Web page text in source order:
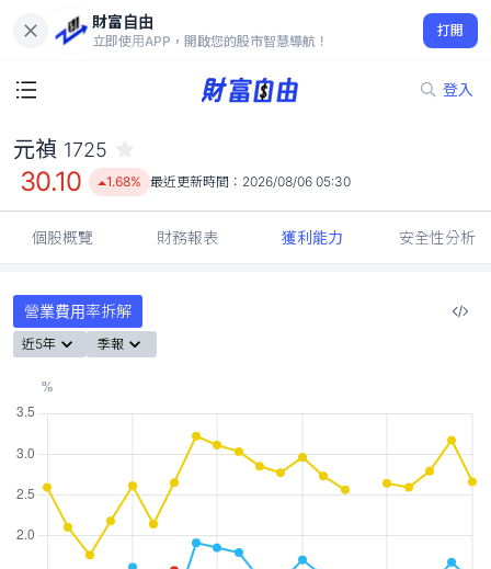
財富自由
立即使用APP，開啟您的股市智慧導航！
打開
登入
30.10
1.68%
元禎 1725
30.10 1.68% 最近更新時間： 2026/08/06 05:30
個股概覽 財務報表 獲利能力 安全性分析
營業費用率拆解
近5年 季報